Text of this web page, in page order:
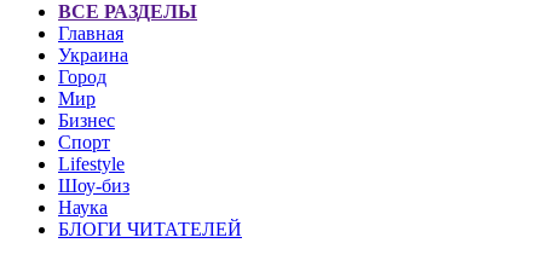
ВСЕ РАЗДЕЛЫ
Главная
Украина
Город
Мир
Бизнес
Спорт
Lifestyle
Шоу-биз
Наука
БЛОГИ ЧИТАТЕЛЕЙ